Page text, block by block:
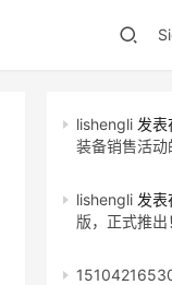
lishengli 发表
装备销售活动
lishengli 发表
版，正式推出